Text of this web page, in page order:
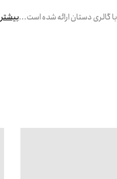
گالری دستان ارائه شده است...بیشتر